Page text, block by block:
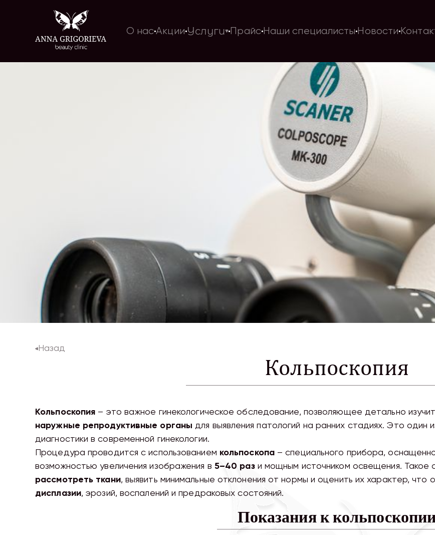
О насАкции Услуги ПрайсНаши специалисты Новости
Назад
Кольпоскопия
Кольпоскопия – это важное гинекологическое обследование, позволяющее детально
наружные репродуктивные органы для выявления патологий на ранних стадиях. Это
диагностики в современной гинекологии.
Процедура проводится с использованием кольпоскопа– специального прибора,
возможностью увеличения изображения в 5–40 рази мощным источником освещения. Такое
рассмотреть ткани, выявить минимальные отклонения от нормы и оценить их характер,
дисплазии, эрозий, воспалений и предраковых состояний.
Показания к